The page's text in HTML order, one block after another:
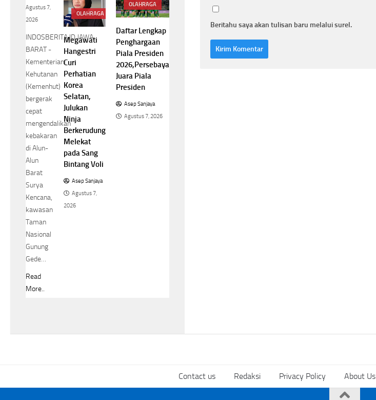
Beritahu saya akan tulisan baru melalui surel.
Agustus 7,
2026
INDOSBERITA.ID.JAWA
BARAT -
Kementerian
Kehutanan
(Kemenhut)
bergerak
cepat
mengendalikan
kebakaran
di Alun-
Alun
Barat
Surya
Kencana,
kawasan
Taman
Nasional
Gunung
Gede…
Read
More..
OLAHRAGA
Megawati
Hangestri
Curi
Perhatian
Korea
Selatan,
Julukan
Ninja
Berkerudung
Melekat
pada Sang
Bintang Voli
Asep Sanjaya
Agustus 7,
2026
OLAHRAGA
Daftar Lengkap
Penghargaan
Piala Presiden
2026,Persebaya
Juara Piala
Presiden
Asep Sanjaya
Agustus 7, 2026
Contact us Redaksi Privacy Policy About Us